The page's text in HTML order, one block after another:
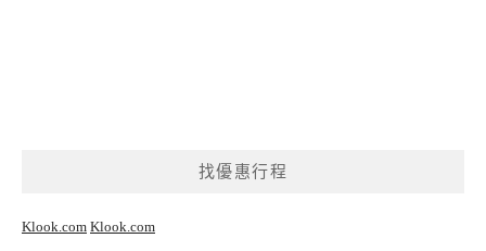
找優惠行程
Klook.com Klook.com